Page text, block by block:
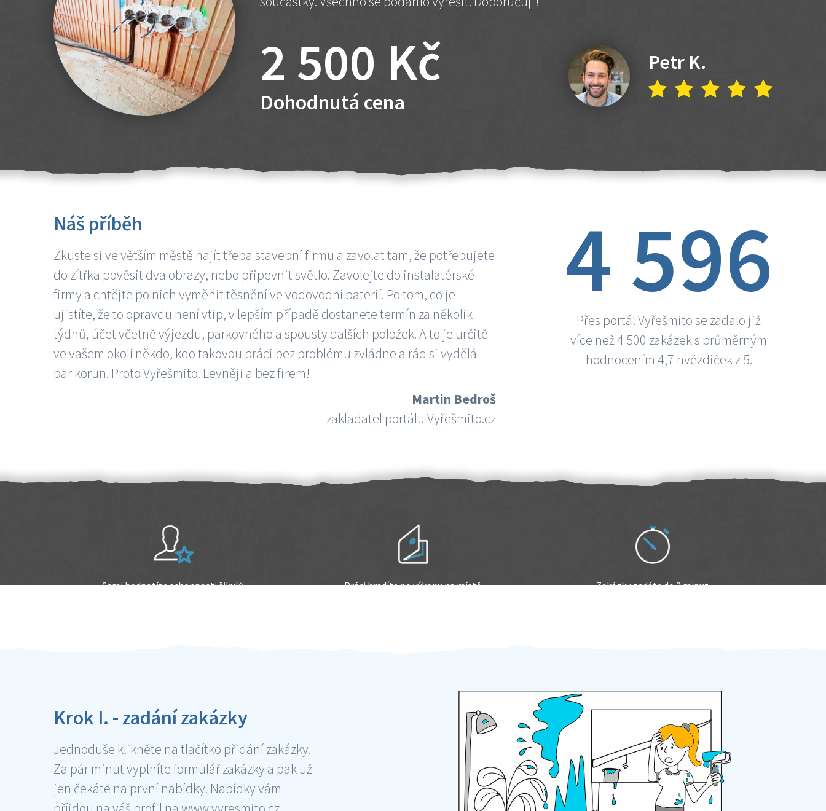
2 500 Kč
Dohodnutá cena
Petr K.
Náš příběh
Zkuste si ve větším městě najít třeba stavební firmu a zavolat tam, že potřebujete
do zítřka pověsit dva obrazy, nebo připevnit světlo. Zavolejte do instalatérské
firmy a chtějte po nich vyměnit těsnění ve vodovodní baterií. Po tom, co je
ujistíte, že to opravdu není vtip, v lepším případě dostanete termín za několik
týdnů, účet včetně výjezdu, parkovného a spousty dalších položek. A to je určitě
ve vašem okolí někdo, kdo takovou práci bez problému zvládne a rád si vydělá
par korun. Proto Vyřešmito. Levněji a bez firem!
Martin Bedroš
zakladatel portálu Vyřešmito.cz
4 596
Přes portál Vyřešmito se zadalo již
více než 4 500 zakázek s průměrným
hodnocením 4,7 hvězdiček z 5.
Sami hodnotíte schopnosti šikulů Práci hradíte po výkonu na místě Zakázku zadáte do 2 minut
Krok I. - zadání zakázky
Jednoduše klikněte na tlačítko přidání zakázky.
Za pár minut vyplníte formulář zakázky a pak už
jen čekáte na první nabídky. Nabídky vám